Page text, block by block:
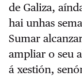
de Galiza,
hai unhas
Sumar
ampliar o seu
á xestión,